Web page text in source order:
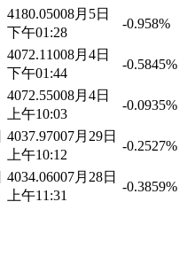
4180.05008月5日
下午01:28
-0.958%
4072.11008月4日
下午01:44
-0.5845%
4072.55008月4日
上午10:03
-0.0935%
4037.97007月29日
上午10:12
-0.2527%
4034.06007月28日
上午11:31
-0.3859%